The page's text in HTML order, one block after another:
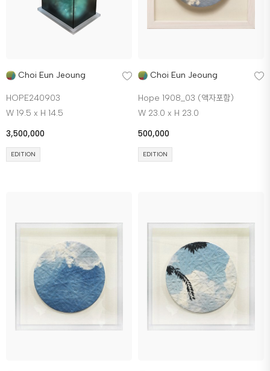
Choi Eun Jeoung
HOPE240903
W 19.5 x H 14.5
3,500,000
EDITION
Choi Eun Jeoung
Hope 1908_03 (액자포함)
W 23.0 x H 23.0
500,000
EDITION